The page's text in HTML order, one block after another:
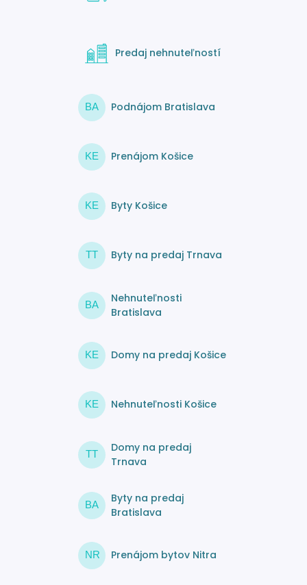
Predaj nehnuteľností
BA Podnájom Bratislava
KE Prenájom Košice
KE Byty Košice
TT Byty na predaj Trnava
BA
Nehnuteľnosti
Bratislava
KE Domy na predaj Košice
KE Nehnuteľnosti Košice
TT
Domy na predaj
Trnava
BA
Byty na predaj
Bratislava
NR Prenájom bytov Nitra